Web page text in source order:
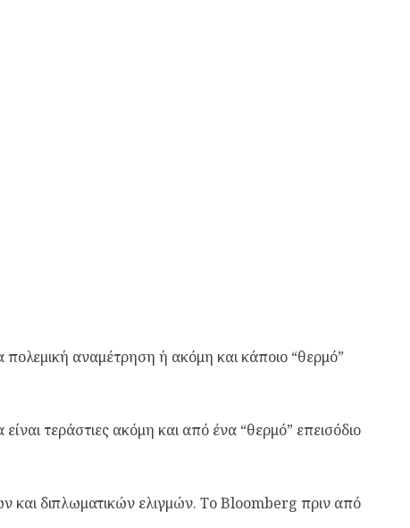
αναμέτρηση ή ακόμη και κάποιο “θερμό”
τεράστιες ακόμη και από ένα “θερμό” επεισόδιο
και διπλωματικών ελιγμών. Το Bloomberg πριν από